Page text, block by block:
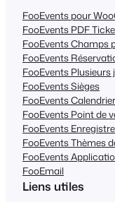
FooEvents pour
FooEvents PDF
FooEvents Champs
FooEvents
FooEvents Plusieurs
FooEvents Sièges
FooEvents Calendrier
FooEvents Point de
FooEvents
FooEvents Thèmes
FooEvents
FooEmail
Liens utiles